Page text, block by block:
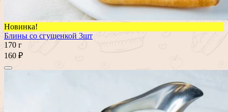
Новинка!
Блины со сгущенкой 3шт
170 г
160 ₽